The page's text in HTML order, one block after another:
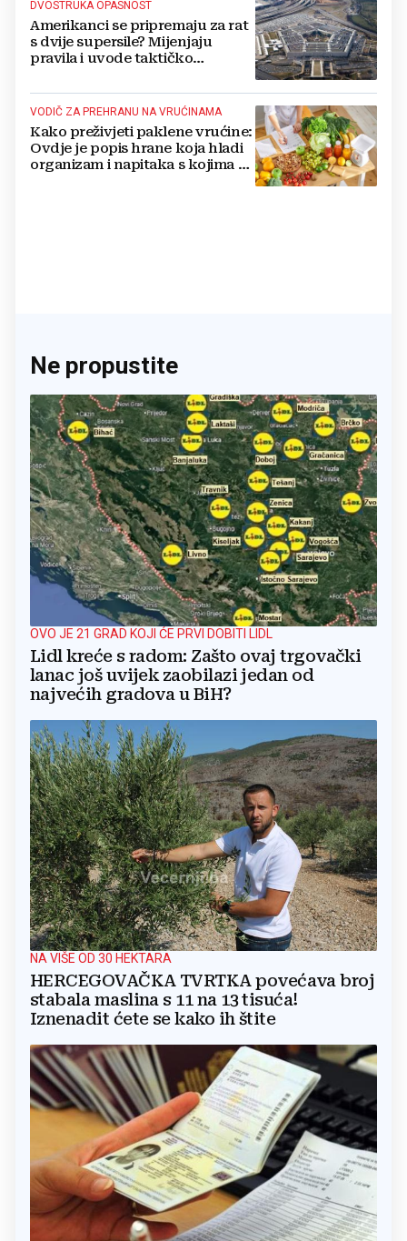
DVOSTRUKA OPASNOST
Amerikanci se pripremaju za rat
s dvije supersile? Mijenjaju
pravila i uvode taktičko
VODIČ ZA PREHRANU NA VRUĆINAMA
Kako preživjeti paklene vrućine:
Ovdje je popis hrane koja hladi
organizam i napitaka s kojima si
Ne propustite
OVO JE 21 GRAD KOJI ĆE PRVI DOBITI LIDL
Lidl kreće s radom: Zašto ovaj trgovački
lanac još uvijek zaobilazi jedan od
najvećih gradova u BiH?
NA VIŠE OD 30 HEKTARA
HERCEGOVAČKA TVRTKA povećava broj
stabala maslina s 11 na 13 tisuća!
Iznenadit ćete se kako ih štite